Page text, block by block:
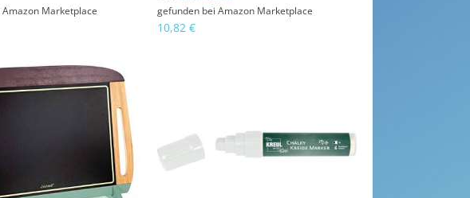
Amazon Marketplace gefunden bei Amazon Marketplace
10,82 €